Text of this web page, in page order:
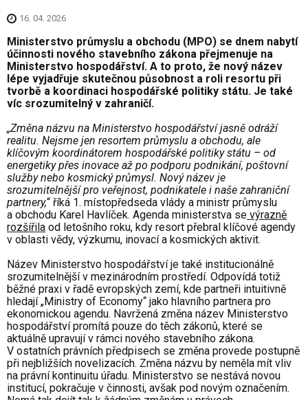
16. 04. 2026
Ministerstvo průmyslu a obchodu (MPO) se dnem nabytí
účinnosti nového stavebního zákona přejmenuje na
Ministerstvo hospodářství. A to proto, že nový název
lépe vyjadřuje skutečnou působnost a roli resortu při
tvorbě a koordinaci hospodářské politiky státu. Je také
víc srozumitelný v zahraničí.
„Změna názvu na Ministerstvo hospodářství jasně odráží
realitu. Nejsme jen resortem průmyslu a obchodu, ale
klíčovým koordinátorem hospodářské politiky státu – od
energetiky přes inovace až po podporu podnikání, poštovní
služby nebo kosmický průmysl. Nový název je
srozumitelnější pro veřejnost, podnikatele i naše zahraniční
partnery,“ říká 1. místopředseda vlády a ministr průmyslu
a obchodu Karel Havlíček. Agenda ministerstva se výrazně
rozšířila od letošního roku, kdy resort přebral klíčové agendy
v oblasti vědy, výzkumu, inovací a kosmických aktivit.
Název Ministerstvo hospodářství je také institucionálně
srozumitelnější v mezinárodním prostředí. Odpovídá totiž
běžné praxi v řadě evropských zemí, kde partneři intuitivně
hledají „Ministry of Economy“ jako hlavního partnera pro
ekonomickou agendu. Navržená změna název Ministerstvo
hospodářství promítá pouze do těch zákonů, které se
aktuálně upravují v rámci nového stavebního zákona.
V ostatních právních předpisech se změna provede postupně
při nejbližších novelizacích. Změna názvu by neměla mít vliv
na právní kontinuitu úřadu. Ministerstvo se nestává novou
institucí, pokračuje v činnosti, avšak pod novým označením.